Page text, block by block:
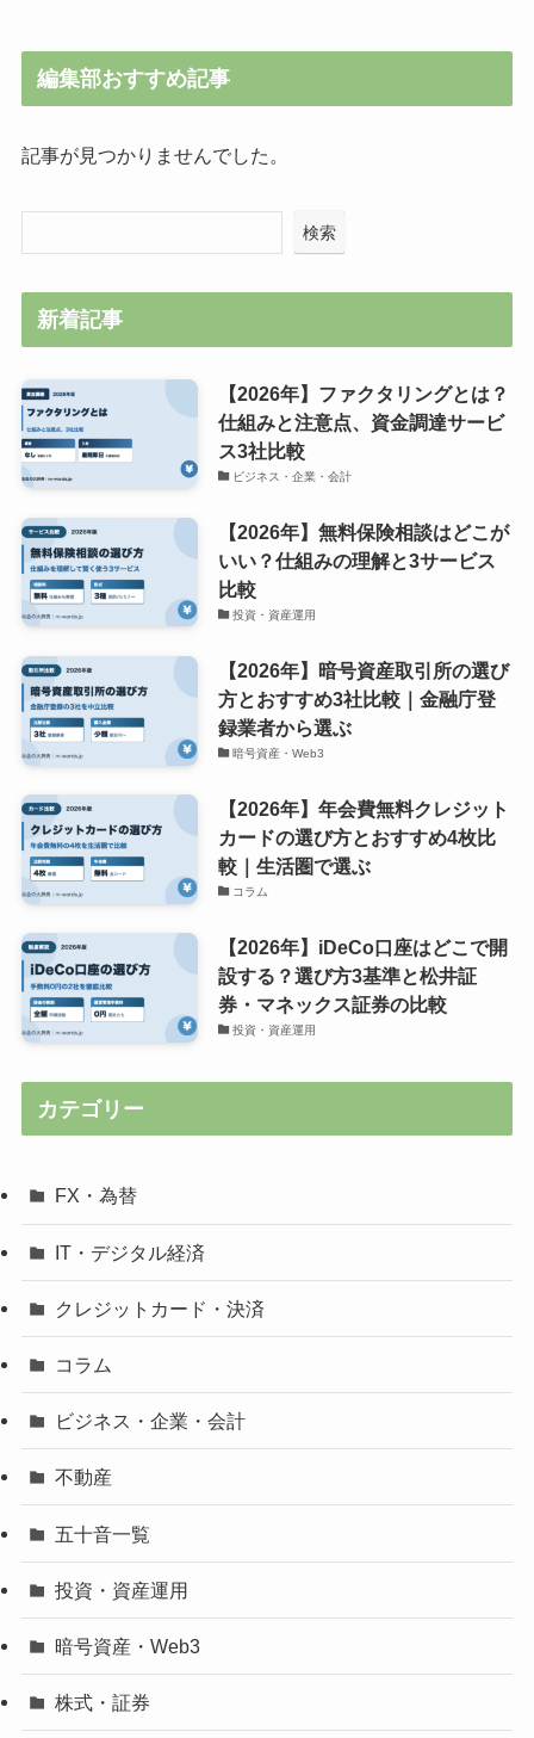
編集部おすすめ記事
記事が見つかりませんでした。
検索
新着記事
【2026年】ファクタリングとは？
仕組みと注意点、資金調達サービ
ス3社比較
ビジネス・企業・会計
【2026年】無料保険相談はどこが
いい？仕組みの理解と3サービス
比較
投資・資産運用
【2026年】暗号資産取引所の選び
方とおすすめ3社比較｜金融庁登
録業者から選ぶ
暗号資産・Web3
【2026年】年会費無料クレジット
カードの選び方とおすすめ4枚比
較｜生活圏で選ぶ
コラム
【2026年】iDeCo口座はどこで開
設する？選び方3基準と松井証
券・マネックス証券の比較
投資・資産運用
カテゴリー
FX・為替
IT・デジタル経済
クレジットカード・決済
コラム
ビジネス・企業・会計
不動産
五十音一覧
投資・資産運用
暗号資産・Web3
株式・証券